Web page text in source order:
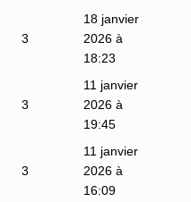
3
18 janvier
2026 à
18:23
3
11 janvier
2026 à
19:45
3
11 janvier
2026 à
16:09